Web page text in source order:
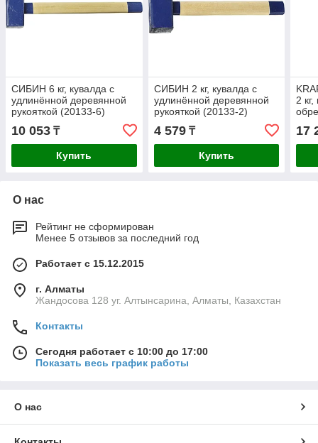
СИБИН 6 кг, кувалда с
удлинённой деревянной
рукояткой (20133-6)
10 053 ₸
Купить
СИБИН 2 кг, кувалда с
удлинённой деревянной
рукояткой (20133-2)
4 579₸
Купить
2
17
О нас
Рейтинг не сформирован
Менее 5 отзывов за последний год
Работает с 15.12.2015
г. Алматы
Жандосова 128 уг. Алтынсарина, Алматы, Казахстан
Контакты
Сегодня работает с 10:00 до 17:00
Показать весь график работы
О нас